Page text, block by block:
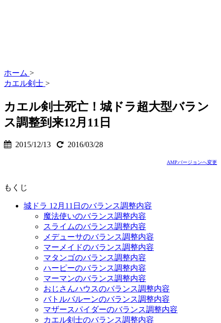
ホーム >
カエル剣士 >
カエル剣士死亡！城ドラ超大型バラン
ス調整到来12月11日
2015/12/13 2016/03/28
AMPバージョンへ変更
もくじ
城ドラ 12月11日のバランス調整内容
魔法使いのバランス調整内容
スライムのバランス調整内容
メデューサのバランス調整内容
マーメイドのバランス調整内容
マタンゴのバランス調整内容
ハーピーのバランス調整内容
マーマンのバランス調整内容
おじさんハウスのバランス調整内容
バトルバルーンのバランス調整内容
マザースパイダーのバランス調整内容
カエル剣士のバランス調整内容